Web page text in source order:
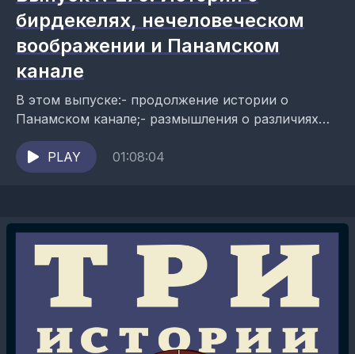
бирдекелях, нечеловеческом
воображении и Панамском
канале
В этом выпуске:- продолжение истории о
Панамском канале;- размышления о различиях
людей и животных на примере разбора
способностей бонобо Канзи;- рассказ о
бирдекелях. Ведущие...
PLAY 01:08:04